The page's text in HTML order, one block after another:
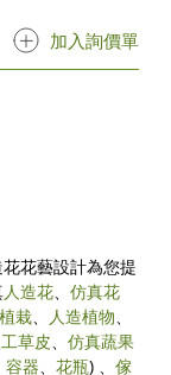
加入詢價單
花藝設計為您提
人造花、仿真花
栽、 人造植物、
草皮、仿真蔬果
容器、花瓶) 、傢